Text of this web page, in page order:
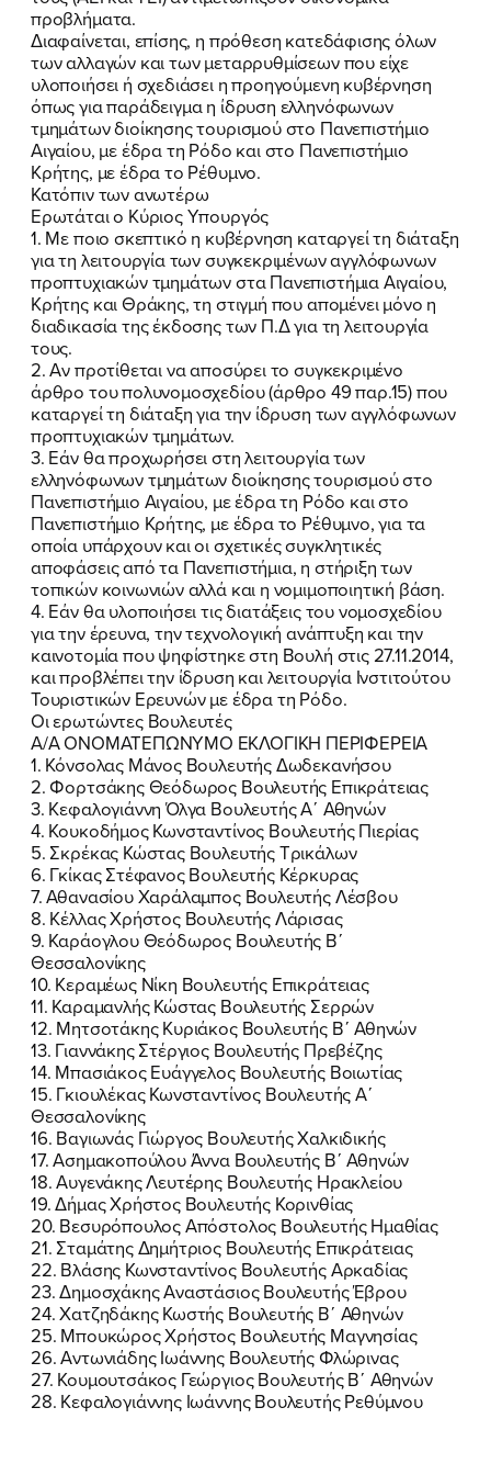
ΠΟΙΑ ΕΙΜΑΙ
ΕΡΓΟ
ΕΚΔΗΛΩΣΕΙΣ
ΝΕΑ
ΕΛΑ ΚΙ ΕΣΥ
FB IN TW YT LN VB TIKTOK
προβλήματα.
Διαφαίνεται, επίσης, η πρόθεση κατεδάφισης όλων
των αλλαγών και των μεταρρυθμίσεων που είχε
υλοποιήσει ή σχεδιάσει η προηγούμενη κυβέρνηση
όπως για παράδειγμα η ίδρυση ελληνόφωνων
τμημάτων διοίκησης τουρισμού στο Πανεπιστήμιο
Αιγαίου, με έδρα τη Ρόδο και στο Πανεπιστήμιο
Κρήτης, με έδρα το Ρέθυμνο.
Κατόπιν των ανωτέρω
Ερωτάται ο Κύριος Υπουργός
1. Με ποιο σκεπτικό η κυβέρνηση καταργεί τη διάταξη
για τη λειτουργία των συγκεκριμένων αγγλόφωνων
προπτυχιακών τμημάτων στα Πανεπιστήμια Αιγαίου,
Κρήτης και Θράκης, τη στιγμή που απομένει μόνο η
διαδικασία της έκδοσης των Π.Δ για τη λειτουργία
τους.
2. Αν προτίθεται να αποσύρει το συγκεκριμένο
άρθρο του πολυνομοσχεδίου (άρθρο 49 παρ.15) που
καταργεί τη διάταξη για την ίδρυση των αγγλόφωνων
προπτυχιακών τμημάτων.
3. Εάν θα προχωρήσει στη λειτουργία των
ελληνόφωνων τμημάτων διοίκησης τουρισμού στο
Πανεπιστήμιο Αιγαίου, με έδρα τη Ρόδο και στο
Πανεπιστήμιο Κρήτης, με έδρα το Ρέθυμνο, για τα
οποία υπάρχουν και οι σχετικές συγκλητικές
αποφάσεις από τα Πανεπιστήμια, η στήριξη των
τοπικών κοινωνιών αλλά και η νομιμοποιητική βάση.
4. Εάν θα υλοποιήσει τις διατάξεις του νομοσχεδίου
για την έρευνα, την τεχνολογική ανάπτυξη και την
καινοτομία που ψηφίστηκε στη Βουλή στις 27.11.2014,
και προβλέπει την ίδρυση και λειτουργία Ινστιτούτου
Τουριστικών Ερευνών με έδρα τη Ρόδο.
Οι ερωτώντες Βουλευτές
Α/Α ΟΝΟΜΑΤΕΠΩΝΥΜΟ ΕΚΛΟΓΙΚΗ ΠΕΡΙΦΕΡΕΙΑ
1. Κόνσολας Μάνος Βουλευτής Δωδεκανήσου
2. Φορτσάκης Θεόδωρος Βουλευτής Επικράτειας
3. Κεφαλογιάννη Όλγα Βουλευτής Α΄ Αθηνών
4. Κουκοδήμος Κωνσταντίνος Βουλευτής Πιερίας
5. Σκρέκας Κώστας Βουλευτής Τρικάλων
6. Γκίκας Στέφανος Βουλευτής Κέρκυρας
7. Αθανασίου Χαράλαμπος Βουλευτής Λέσβου
8. Κέλλας Χρήστος Βουλευτής Λάρισας
9. Καράογλου Θεόδωρος Βουλευτής Β΄
Θεσσαλονίκης
10. Κεραμέως Νίκη Βουλευτής Επικράτειας
11. Καραμανλής Κώστας Βουλευτής Σερρών
12. Μητσοτάκης Κυριάκος Βουλευτής Β΄ Αθηνών
13. Γιαννάκης Στέργιος Βουλευτής Πρεβέζης
14. Μπασιάκος Ευάγγελος Βουλευτής Βοιωτίας
15. Γκιουλέκας Κωνσταντίνος Βουλευτής Α΄
Θεσσαλονίκης
16. Βαγιωνάς Γιώργος Βουλευτής Χαλκιδικής
17. Ασημακοπούλου Άννα Βουλευτής Β΄ Αθηνών
18. Αυγενάκης Λευτέρης Βουλευτής Ηρακλείου
19. Δήμας Χρήστος Βουλευτής Κορινθίας
20. Βεσυρόπουλος Απόστολος Βουλευτής Ημαθίας
21. Σταμάτης Δημήτριος Βουλευτής Επικράτειας
22. Βλάσης Κωνσταντίνος Βουλευτής Αρκαδίας
23. Δημοσχάκης Αναστάσιος Βουλευτής Έβρου
24. Χατζηδάκης Κωστής Βουλευτής Β΄ Αθηνών
25. Μπουκώρος Χρήστος Βουλευτής Μαγνησίας
26. Αντωνιάδης Ιωάννης Βουλευτής Φλώρινας
27. Κουμουτσάκος Γεώργιος Βουλευτής Β΄ Αθηνών
28. Κεφαλογιάννης Ιωάννης Βουλευτής Ρεθύμνου